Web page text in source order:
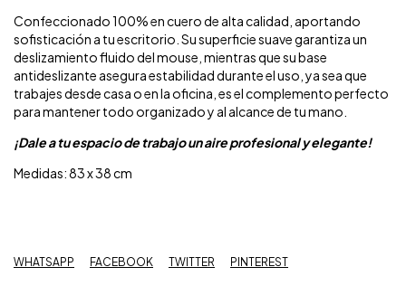
Confeccionado 100% en cuero de alta calidad, aportando
sofisticación a tu escritorio. Su superficie suave garantiza un
deslizamiento fluido del mouse, mientras que su base
antideslizante asegura estabilidad durante el uso, ya sea que
trabajes desde casa o en la oficina, es el complemento perfecto
para mantener todo organizado y al alcance de tu mano.
¡Dale a tu espacio de trabajo un aire profesional y elegante!
Medidas: 83 x 38 cm
WHATSAPP FACEBOOK TWITTER PINTEREST